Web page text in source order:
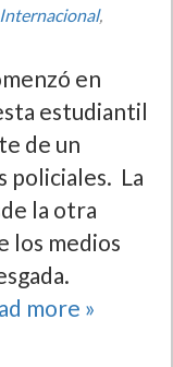
Internacional,
en
estudiantil
de un
policiales. La
la otra
los medios
more »